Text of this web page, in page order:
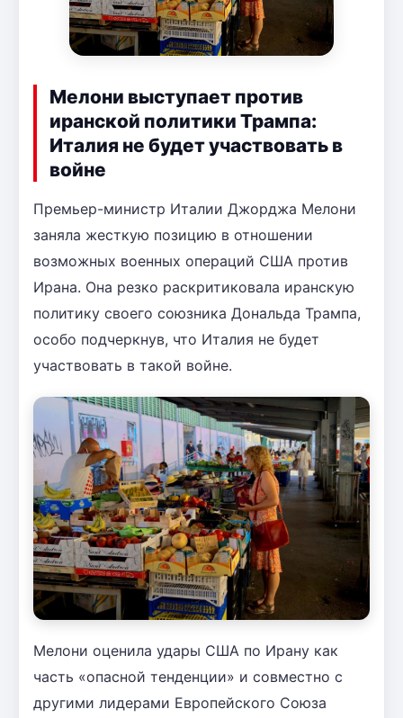
Мелони выступает против
иранской политики Трампа:
Италия не будет участвовать в
войне
Премьер-министр Италии Джорджа Мелони
заняла жесткую позицию в отношении
возможных военных операций США против
Ирана. Она резко раскритиковала иранскую
политику своего союзника Дональда Трампа,
особо подчеркнув, что Италия не будет
участвовать в такой войне.
Мелони оценила удары США по Ирану как
часть «опасной тенденции» и совместно с
другими лидерами Европейского Союза